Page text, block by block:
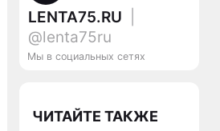
LENTA75.RU
@lenta75ru
Мы в социальных сетях
ЧИТАЙТЕ ТАКЖЕ